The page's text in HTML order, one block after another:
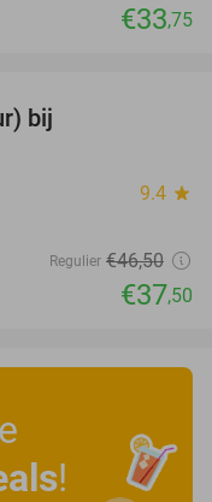
€33,75
bij
9.4 star
Regulier €46,50
€37,50
!